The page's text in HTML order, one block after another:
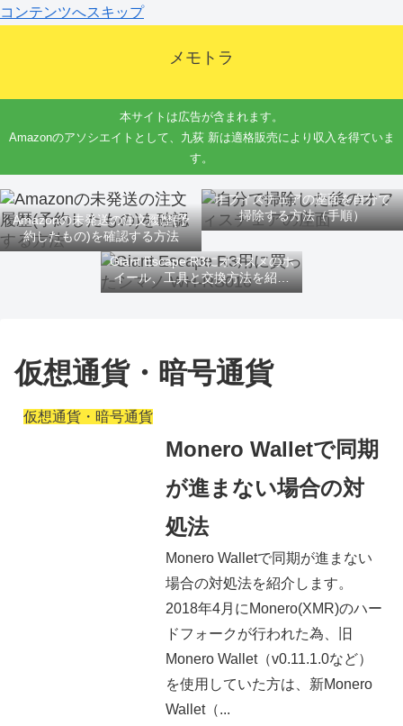
コンテンツへスキップ
メモトラ
本サイトは広告が含まれます。
Amazonのアソシエイトとして、九荻 新は適格販売により収入を得ていま
す。
Amazonの未発送の注文履歴(予
約したもの)を確認する方法
オフィスチェアの座面を自分で
掃除する方法（手順）
Giant Escape R3にオススメのホ
イール、工具と交換方法を紹介
するよ
仮想通貨・暗号通貨
仮想通貨・暗号通貨
Monero Walletで同期
が進まない場合の対
処法
Monero Walletで同期が進まない
場合の対処法を紹介します。
2018年4月にMonero(XMR)のハー
ドフォークが行われた為、旧
Monero Wallet（v0.11.1.0など）
を使用していた方は、新Monero
Wallet（...